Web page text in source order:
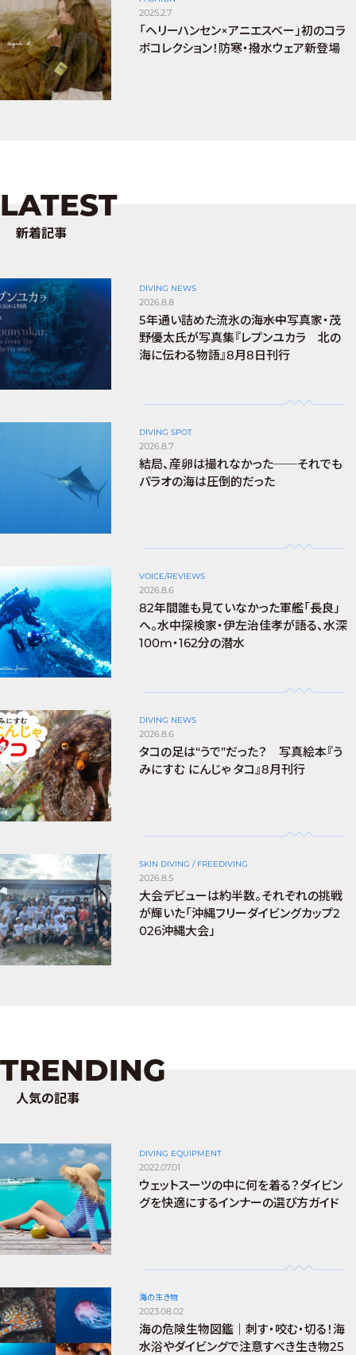
2025.2.7
「ヘリーハンセン×アニエスベー」初のコラ
ボコレクション！防寒・撥水ウェア新登場
LATEST
新着記事
DIVING NEWS
2026.8.8
5年通い詰めた流氷の海――水中写真家・茂
野優太氏が写真集『レプンユカラ 北の
海に伝わる物語』8月8日刊行
DIVING SPOT
2026.8.7
結局、産卵は撮れなかった──それでも
パラオの海は圧倒的だった
VOICE/REVIEWS
2026.8.6
82年間誰も見ていなかった軍艦「長良」
へ。水中探検家・伊左治佳孝が語る、水深
100m・162分の潜水
DIVING NEWS
2026.8.6
タコの足は“うで”だった？ 写真絵本『う
みにすむ にんじゃ タコ』8月刊行
SKIN DIVING / FREEDIVING
2026.8.5
大会デビューは約半数。それぞれの挑戦
が輝いた「沖縄フリーダイビングカップ2
026沖縄大会」
TRENDING
人気の記事
DIVING EQUIPMENT
2022.07.01
ウェットスーツの中に何を着る？ダイビン
グを快適にするインナーの選び方ガイド
海の生き物
2023.08.02
海の危険生物図鑑｜刺す・咬む・切る！海
水浴やダイビングで注意すべき生き物25